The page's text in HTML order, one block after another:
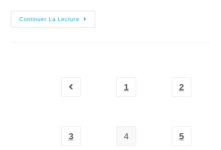
Continuer La Lecture
1 2
3 4 5